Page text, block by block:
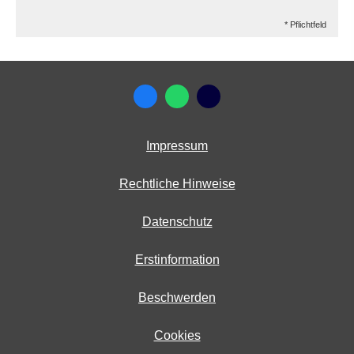
* Pflichtfeld
Impressum
Rechtliche Hinweise
Datenschutz
Erstinformation
Beschwerden
Cookies